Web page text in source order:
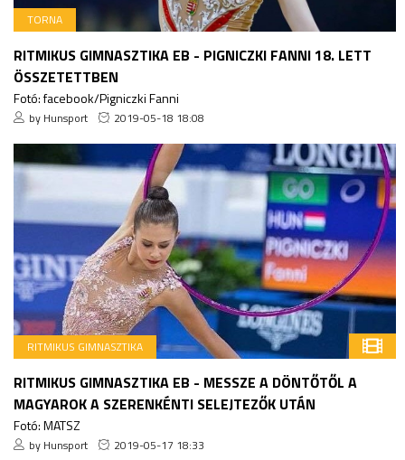
TORNA
RITMIKUS GIMNASZTIKA EB - PIGNICZKI FANNI 18. LETT
ÖSSZETETTBEN
Fotó: facebook/Pigniczki Fanni
by Hunsport 2019-05-18 18:08
RITMIKUS GIMNASZTIKA
RITMIKUS GIMNASZTIKA EB - MESSZE A DÖNTŐTŐL A
MAGYAROK A SZERENKÉNTI SELEJTEZŐK UTÁN
Fotó: MATSZ
by Hunsport 2019-05-17 18:33